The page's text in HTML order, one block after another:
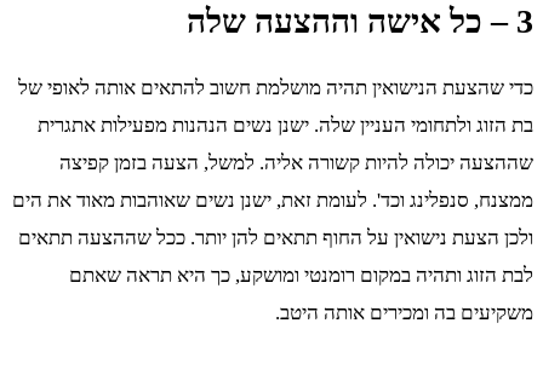
3 – כל אישה וההצעה שלה
כדי שהצעת הנישואין תהיה מושלמת חשוב להתאים אותה לאופי של
בת הזוג ולתחומי העניין שלה. ישנן נשים הנהנות מפעילות אתגרית
שההצעה יכולה להיות קשורה אליה. למשל, הצעה בזמן קפיצה
ממצנח, סנפלינג וכד'. לעומת זאת, ישנן נשים שאוהבות מאוד את הים
ולכן הצעת נישואין על החוף תתאים להן יותר. ככל שההצעה תתאים
לבת הזוג ותהיה במקום רומנטי ומושקע, כך היא תראה שאתם
משקיעים בה ומכירים אותה היטב.